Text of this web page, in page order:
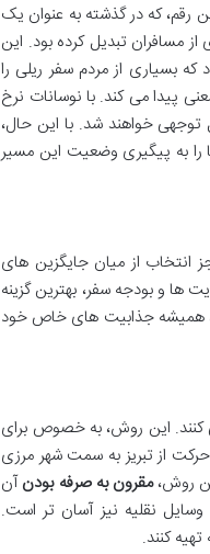
رقم، که در گذشته به عنوان یک
مسافران تبدیل کرده بود. این
بسیاری از مردم سفر ریلی را
پیدا می کند. با نوسانات نرخ
توجهی خواهند شد. با این حال،
را به پیگیری وضعیت این مسیر
انتخاب از میان جایگزین های
ها و بودجه سفر، بهترین گزینه
همیشه جذابیت های خاص خود
کنند. این روش، به خصوص برای
از تبریز به سمت شهر مرزی
روش،مقرون به صرفه بودنآن
نقلیه نیز آسان تر است.
کنند.